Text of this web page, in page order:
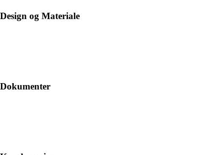
Design og Materiale
Dokumenter